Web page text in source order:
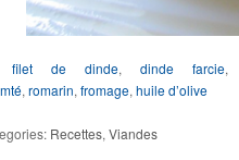
filet de dinde, dinde farcie,
, romarin, fromage, huile d’olive
Recettes, Viandes